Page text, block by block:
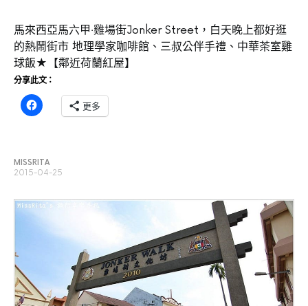
馬來西亞馬六甲‧雞場街Jonker Street，白天晚上都好逛
的熱鬧街市 地理學家咖啡館、三叔公伴手禮、中華茶室雞
球飯★【鄰近荷蘭紅屋】
分享此文：
更多
MISSRITA
2015-04-25